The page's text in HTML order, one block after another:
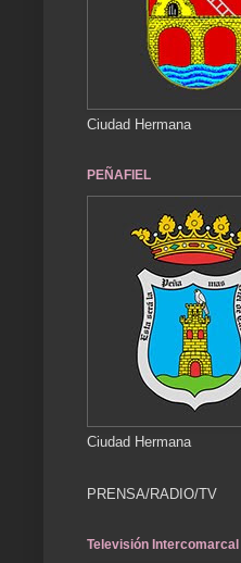
Ciudad Hermana
PEÑAFIEL
Ciudad Hermana
PRENSA/RADIO/TV
Televisión Intercomarcal